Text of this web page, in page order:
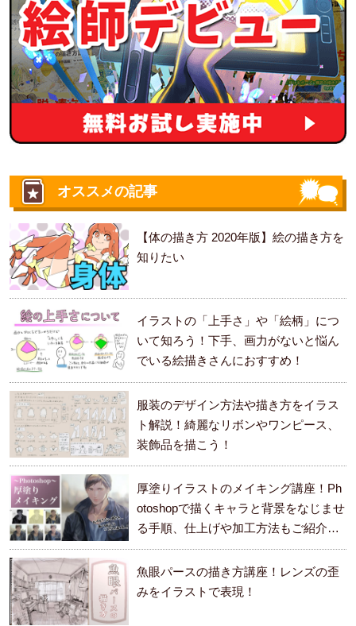
オススメの記事
【体の描き方 2020年版】絵の描き方を
知りたい
イラストの「上手さ」や「絵柄」につ
いて知ろう！下手、画力がないと悩ん
でいる絵描きさんにおすすめ！
服装のデザイン方法や描き方をイラス
ト解説！綺麗なリボンやワンピース、
装飾品を描こう！
厚塗りイラストのメイキング講座！Ph
otoshopで描くキャラと背景をなじませ
る手順、仕上げや加工方法もご紹介し
ます。
魚眼パースの描き方講座！レンズの歪
みをイラストで表現！